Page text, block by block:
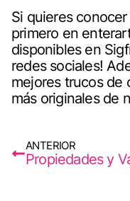
Si quieres
primero en
disponibles en
redes sociales!
mejores trucos de
más originales de
ANTERIOR